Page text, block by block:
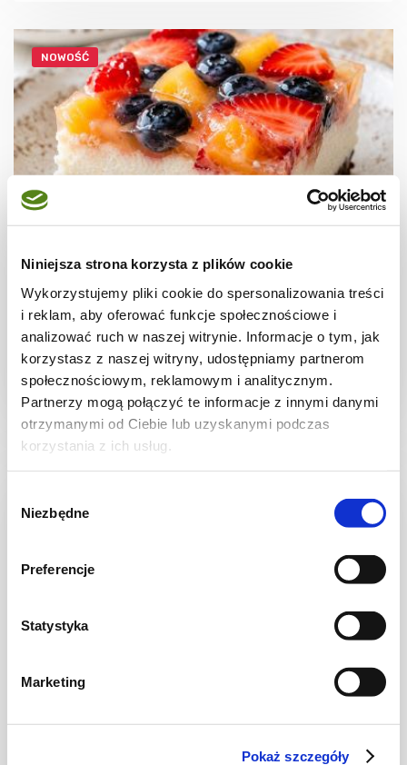
Niniejsza strona korzysta z plików cookie
Wykorzystujemy pliki cookie do spersonalizowania treści
i reklam, aby oferować funkcje społecznościowe i
analizować ruch w naszej witrynie. Informacje o tym, jak
korzystasz z naszej witryny, udostępniamy partnerom
społecznościowym, reklamowym i analitycznym.
Partnerzy mogą połączyć te informacje z innymi danymi
otrzymanymi od Ciebie lub uzyskanymi podczas
korzystania z ich usług.
zgody
Niezbędne
Preferencje
Statystyka
Marketing
Pokaż szczegóły
NOWOŚĆ
CIASTA I TORTY
Ciasto na chrupkim spodzie z kremem i
owocową galaretką/bez pieczenia
1 dzień 4515 kcal 16
Ciasto drożdżowe z jagodami i kruszonką